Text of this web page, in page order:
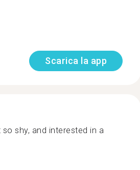
Scarica la app
shy, and interested in a